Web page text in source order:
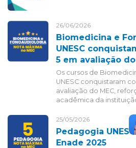
26/06/2026
Biomedicina e
UNESC
5 em avaliação do
Os cursos de
UNESC conquistaram
avaliação do MEC,
acadêmica da
25/05/2026
Pedagogia
Enade 2025